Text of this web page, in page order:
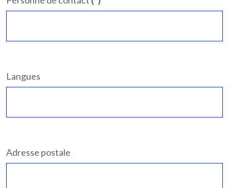
Langues
Adresse postale